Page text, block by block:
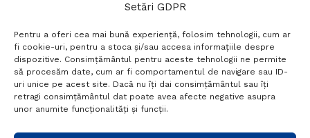
Setări GDPR
Pentru a oferi cea mai bună experiență, folosim tehnologii, cum ar
fi cookie-uri, pentru a stoca și/sau accesa informațiile despre
dispozitive. Consimțământul pentru aceste tehnologii ne permite
să procesăm date, cum ar fi comportamentul de navigare sau ID-
uri unice pe acest site. Dacă nu îți dai consimțământul sau îți
retragi consimțământul dat poate avea afecte negative asupra
unor anumite funcționalități și funcții.
Termeni si conditii
Politică de confidențialitate
Politica cookies
Setări GDPR